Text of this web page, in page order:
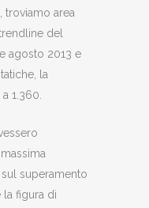
troviamo area
del
agosto 2013 e
la
1.360.
superamento
la figura di